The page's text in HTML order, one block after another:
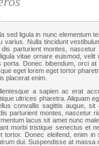
sed ligula in nunc elementum
varius. Nulla tincidunt
parturient montes,
vitae ornare euismod,
porta. Donec bibendum, orci
eget lorem eget tortor
placerat enim.
a sapien ac erat
ultrices pharetra. Aliquam
convallis sagittis augue,
parturient montes, nascetur
lacus sit amet nunc
morbi tristique senectus
tortor. Donec eleifend, enim
dui. Suspendisse at massa